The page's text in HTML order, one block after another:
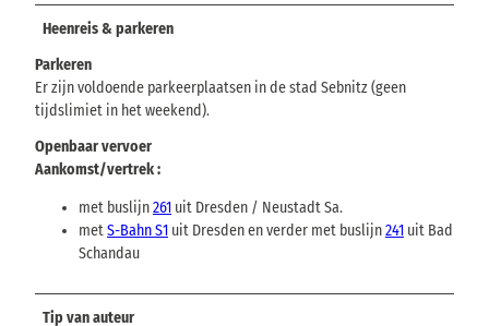
Heenreis & parkeren
Parkeren
Er zijn voldoende parkeerplaatsen in de stad Sebnitz (geen
tijdslimiet in het weekend).
Openbaar vervoer
Aankomst/vertrek :
met buslijn261 uit Dresden / Neustadt Sa.
metS-Bahn S1 uit Dresden en verder met buslijn241 uit Bad
Schandau
Tip van auteur